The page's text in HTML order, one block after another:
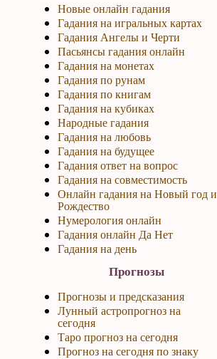
Новые онлайн гадания
Гадания на игральных картах
Гадания Ангелы и Черти
Пасьянсы гадания онлайн
Гадания на монетах
Гадания по рунам
Гадания по книгам
Гадания на кубиках
Народные гадания
Гадания на любовь
Гадания на будущее
Гадания ответ на вопрос
Гадания на совместимость
Онлайн гадания на Новый год и
Рождество
Нумерология онлайн
Гадания онлайн Да Нет
Гадания на день
Прогнозы
Прогнозы и предсказания
Лунный астропрогноз на
сегодня
Таро прогноз на сегодня
Прогноз на сегодня по знаку